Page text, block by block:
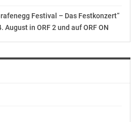
Festival – Das Festkonzert“
August in ORF 2 und auf ORF ON